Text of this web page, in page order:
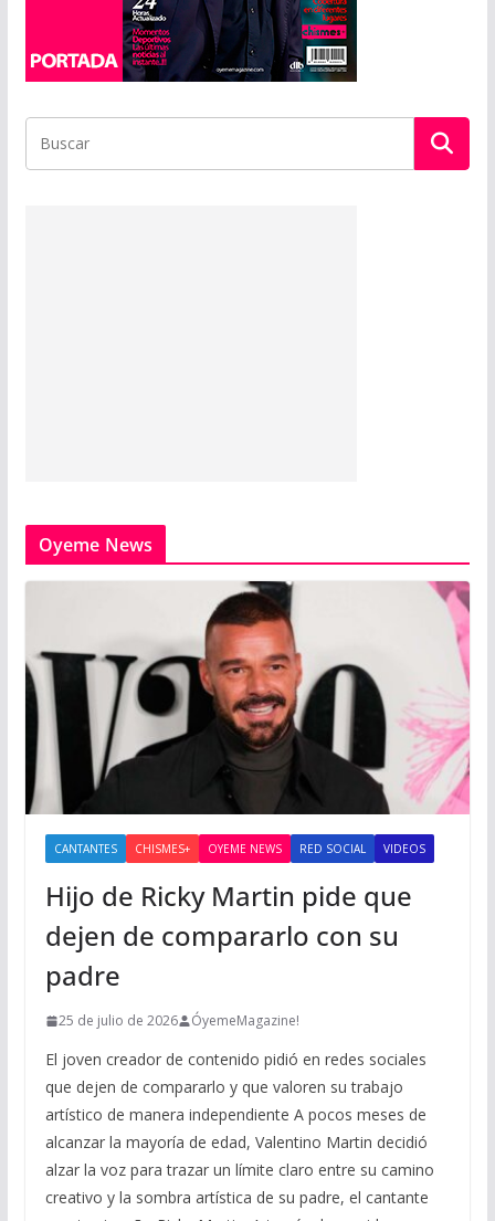
Oyeme News
CANTANTES CHISMES+ OYEME NEWS RED SOCIAL VIDEOS
Hijo de Ricky Martin pide que
dejen de compararlo con su
padre
25 de julio de 2026 ÓyemeMagazine!
El joven creador de contenido pidió en redes sociales
que dejen de compararlo y que valoren su trabajo
artístico de manera independiente A pocos meses de
alcanzar la mayoría de edad, Valentino Martin decidió
alzar la voz para trazar un límite claro entre su camino
creativo y la sombra artística de su padre, el cantante